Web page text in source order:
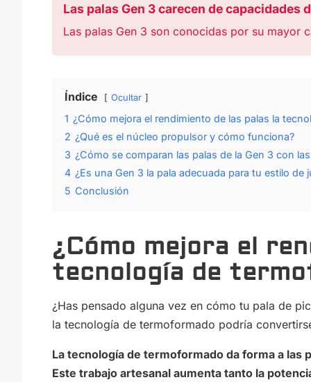
Las palas Gen 3 carecen de capacidades
Las palas Gen 3 son conocidas por su mayor
Índice Ocultar
1 ¿Cómo mejora el rendimiento de las palas la
2 ¿Qué es el núcleo propulsor y cómo funciona?
3 ¿Cómo se comparan las palas de la Gen 3 con
4 ¿Es una Gen 3 la pala adecuada para tu estilo de
5 Conclusión
¿Cómo mejora el
tecnología de
¿Has pensado alguna vez en cómo tu pala de
la tecnología de termoformado podría
La tecnología de termoformado da forma a
Este trabajo artesanal aumenta tanto la